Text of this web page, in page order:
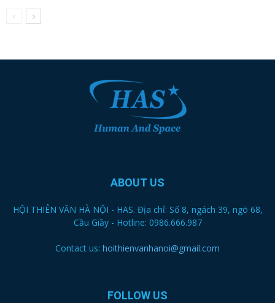
ABOUT US
HỘI THIÊN VĂN HÀ NỘI - HAS. Địa chỉ: Số 8, ngách 39, ngõ 68,
Cầu Giầy - Hotline: 0986.666.987
Contact us: hoithienvanhanoi@gmail.com
FOLLOW US